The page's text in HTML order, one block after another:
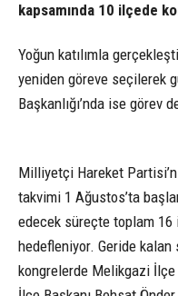
kapsamında 10 ilçede
Yoğun katılımla
yeniden göreve seçilerek
Başkanlığı’nda ise görev
Milliyetçi Hareket
takvimi 1 Ağustos’ta
edecek süreçte toplam
hedefleniyor. Geride
kongrelerde Melikgazi